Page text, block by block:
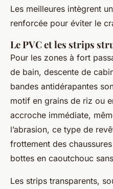
Les meilleures intègrent
renforcée pour éviter le
Le PVC et les strips
Pour les zones à fort
de bain, descente de
bandes antidérapantes
motif en grains de riz ou
accroche immédiate,
l’abrasion, ce type de
frottement des
bottes en caoutchouc
Les strips transparents,